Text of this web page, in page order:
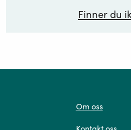
Finner du
Om oss